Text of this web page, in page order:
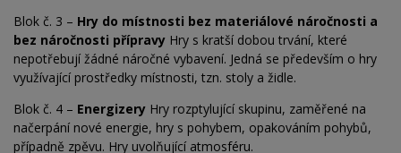
Blok č. 3 – Hry do místnosti bez materiálové náročnosti a
bez náročnosti přípravy Hry s kratší dobou trvání, které
nepotřebují žádné náročné vybavení. Jedná se především o hry
využívající prostředky místnosti, tzn. stoly a židle.
Blok č. 4 – Energizery Hry rozptylující skupinu, zaměřené na
načerpání nové energie, hry s pohybem, opakováním pohybů,
případně zpěvu. Hry uvolňující atmosféru.